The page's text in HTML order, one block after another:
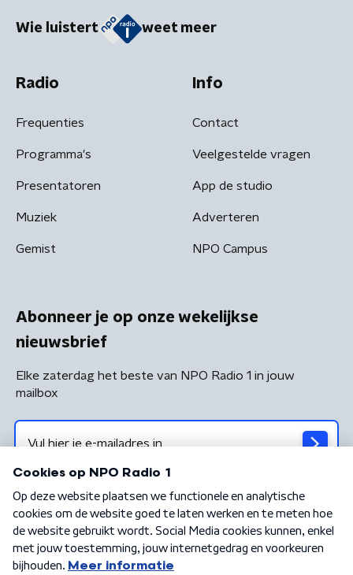
Wie luistert weet meer
Radio
Frequenties
Programma's
Presentatoren
Muziek
Gemist
Info
Contact
Veelgestelde vragen
App de studio
Adverteren
NPO Campus
Abonneer je op onze wekelijkse
nieuwsbrief
Elke zaterdag het beste van NPO Radio 1 in jouw
mailbox
Algemene voorwaarden